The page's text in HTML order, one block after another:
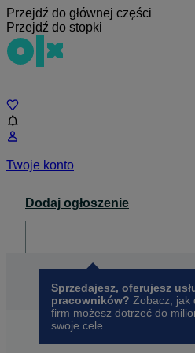
Przejdź do głównej części
Przejdź do stopki
Twoje konto
Dodaj ogłoszenie
Sprzedajesz, oferujesz
pracowników? Zobacz, jak
firm możesz dotrzeć do
swoje cele.